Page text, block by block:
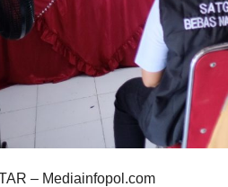
– Mediainfopol.com